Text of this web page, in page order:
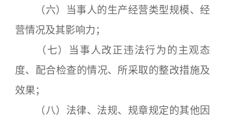
（六）当事人的生产经营类型规模、经
营情况及其影响力；
（七）当事人改正违法行为的主观态
度、配合检查的情况、所采取的整改措施及
效果；
（八）法律、法规、规章规定的其他因